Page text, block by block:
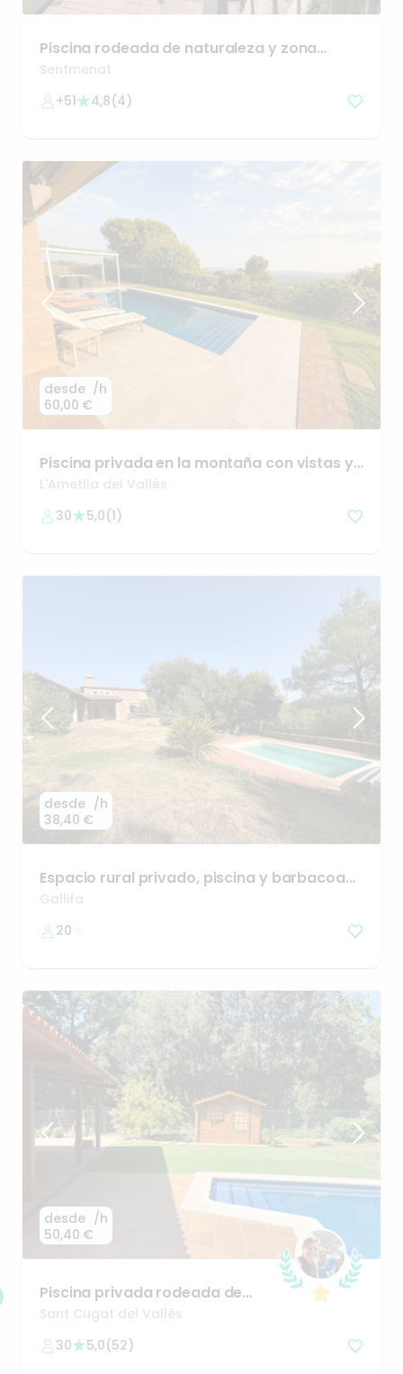
Piscina rodeada de naturaleza y zona
techada
Sentmenat
+51
4,8(4)
desde
60,00 €
/h
Piscina privadaen la montaña con vistas y
porche
L'Ametlla del Vallès
30
5,0(1)
desde
38,40 €
/h
Espacio rural privado​,​ piscina y barbacoa
para celebraciones
Gallifa
20
desde
50,40 €
/h
Piscina privada rodeada de
naturaleza en Sant
Sant Cugat del Vallès
30
5,0(52)